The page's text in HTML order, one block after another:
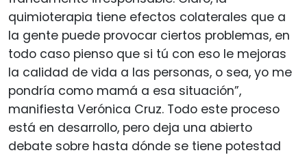
quimioterapia tiene efectos colaterales que a
la gente puede provocar ciertos problemas, en
todo caso pienso que si tú con eso le mejoras
la calidad de vida a las personas, o sea, yo me
pondría como mamá a esa situación”,
manifiesta Verónica Cruz. Todo este proceso
está en desarrollo, pero deja una abierto
debate sobre hasta dónde se tiene potestad